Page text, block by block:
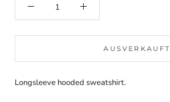
AUSVERKAUFT
Longsleeve hooded sweatshirt.